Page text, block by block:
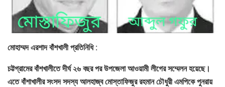
মোহাম্মদ এরশাদ বাঁশখালী প্রতিনিধি :
চট্টগ্রামের বাঁশখালীতে দীর্ঘ ২৬ বছর পর উপজেলা আওয়ামী লীগের সম্মেলন হয়েছে।
এতে বাঁশাখালীর সংসদ সদস্য আলহাজ্ব মোস্তাফিজুর রহমান চৌধুরী এমপিকে পুনরায়